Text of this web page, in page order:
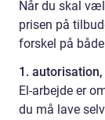
Når du skal
prisen på
forskel på
1.
El-arbejde er
du må lave